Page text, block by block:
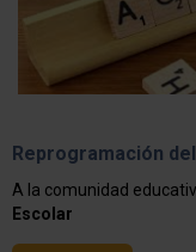
Reprogramación
A la comunidad
Escolar